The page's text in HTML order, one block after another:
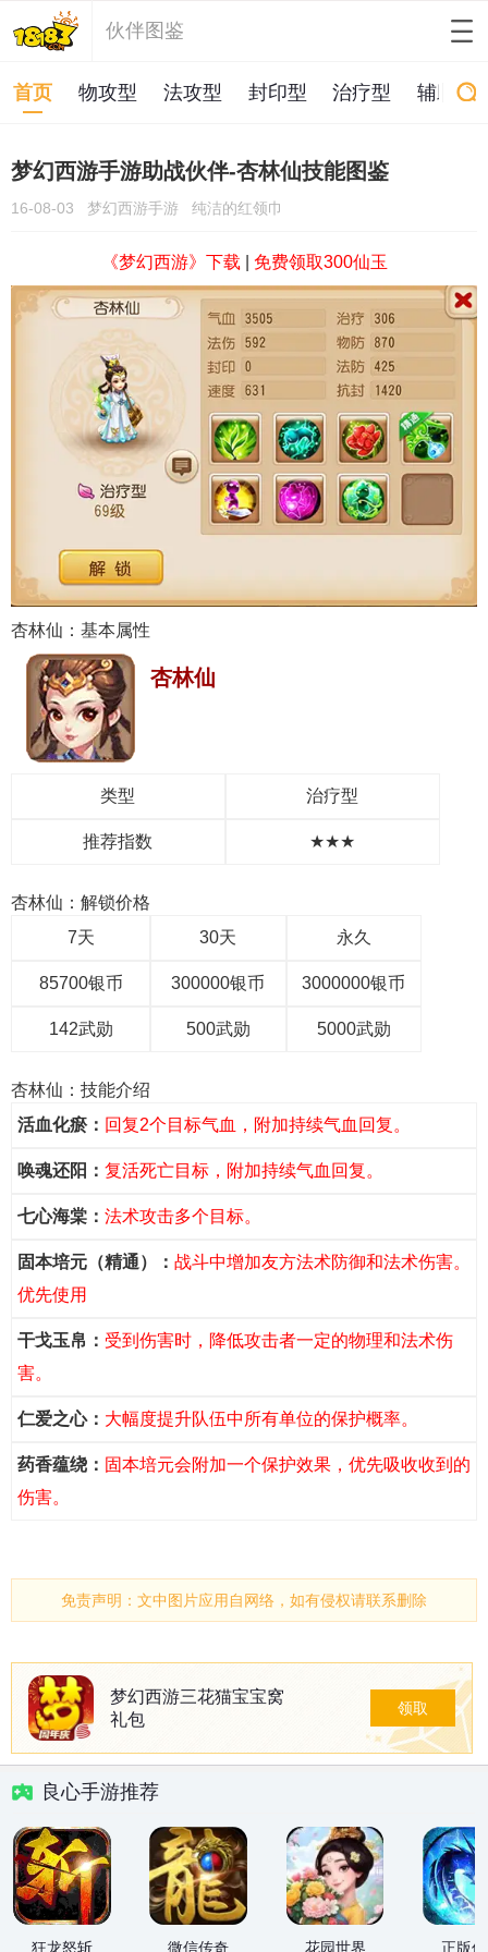
伙伴图鉴
首页 物攻型 法攻型 封印型 治疗型 辅助型
梦幻西游手游助战伙伴-杏林仙技能图鉴
16-08-03 梦幻西游手游 纯洁的红领巾
《梦幻西游》下载 免费领取300仙玉
杏林仙：基本属性
杏林仙
类型 治疗型
推荐指数 ★★★
杏林仙：解锁价格
7天
30天 永久
85700银币 300000银币 3000000银币
142武勋 500武勋 5000武勋
杏林仙：技能介绍
活血化瘀： 回复2个目标气血，附加持续气血回复。
唤魂还阳： 复活死亡目标，附加持续气血回复。
七心海棠： 法术攻击多个目标。
固本培元（精通）： 战斗中增加友方法术防御和法术伤害。
优先使用
干戈玉帛： 受到伤害时，降低攻击者一定的物理和法术伤
害。
仁爱之心： 大幅度提升队伍中所有单位的保护概率。
药香蕴绕： 固本培元会附加一个保护效果，优先吸收收到的
伤害。
免责声明：文中图片应用自网络，如有侵权请联系删除
梦幻西游三花猫宝宝窝
礼包
领取
良心手游推荐
狂龙怒斩 微信传奇 花园世界 正版